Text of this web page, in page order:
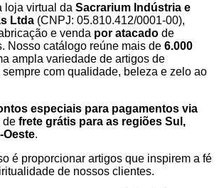
loja virtual da Sacrarium Indústria e
Ltda (CNPJ: 05.810.412/0001-00),
e venda por atacado de
Nosso catálogo reúne mais de 6.000
ampla variedade de artigos de
com qualidade, beleza e zelo ao
especiais para pagamentos via
de frete grátis para as regiões Sul,
Oeste.
é proporcionar artigos que inspirem a fé
de nossos clientes.